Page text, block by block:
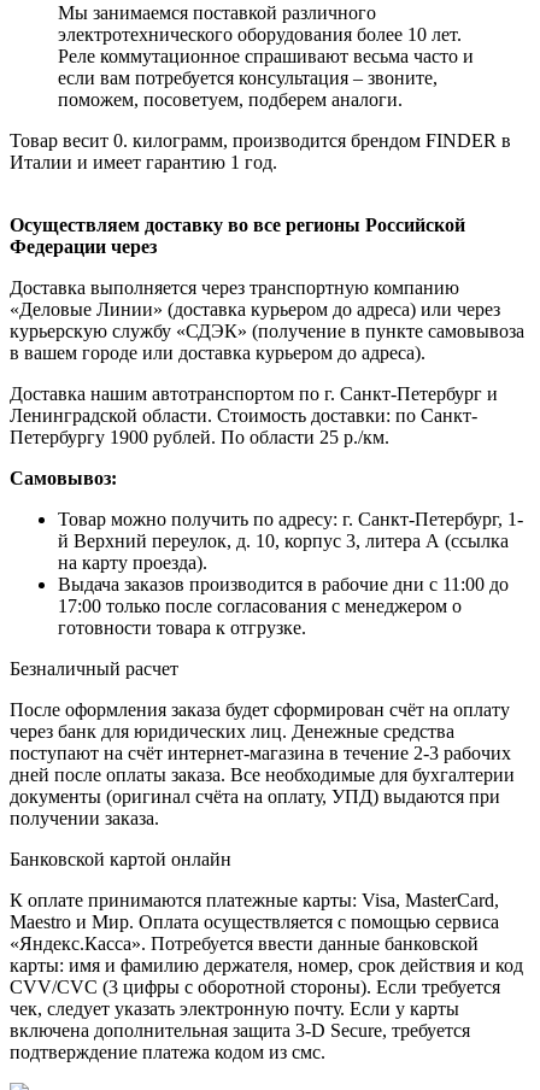
Мы занимаемся поставкой различного
электротехнического оборудования более 10 лет.
Реле коммутационное спрашивают весьма часто и
если вам потребуется консультация – звоните,
поможем, посоветуем, подберем аналоги.
Товар весит 0. килограмм, производится брендом FINDER в
Италии и имеет гарантию 1 год.
Осуществляем доставку во все регионы Российской
Федерации через
Доставка выполняется через транспортную компанию
«Деловые Линии» (доставка курьером до адреса) или через
курьерскую службу «СДЭК» (получение в пункте самовывоза
в вашем городе или доставка курьером до адреса).
Доставка нашим автотранспортом по г. Санкт-Петербург и
Ленинградской области. Стоимость доставки: по Санкт-
Петербургу 1900 рублей. По области 25 р./км.
Самовывоз:
Товар можно получить по адресу: г. Санкт-Петербург, 1-
й Верхний переулок, д. 10, корпус 3, литера А (ссылка
на карту проезда).
Выдача заказов производится в рабочие дни с 11:00 до
17:00 только после согласования с менеджером о
готовности товара к отгрузке.
Безналичный расчет
После оформления заказа будет сформирован счёт на оплату
через банк для юридических лиц. Денежные средства
поступают на счёт интернет-магазина в течение 2-3 рабочих
дней после оплаты заказа. Все необходимые для бухгалтерии
документы (оригинал счёта на оплату, УПД) выдаются при
получении заказа.
Банковской картой онлайн
К оплате принимаются платежные карты: Visa, MasterCard,
Maestro и Мир. Оплата осуществляется с помощью сервиса
«Яндекс.Касса». Потребуется ввести данные банковской
карты: имя и фамилию держателя, номер, срок действия и код
CVV/CVC (3 цифры с оборотной стороны). Если требуется
чек, следует указать электронную почту. Если у карты
включена дополнительная защита 3-D Secure, требуется
подтверждение платежа кодом из смс.